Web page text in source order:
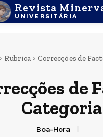
Revista
UNIVERSITÁRIA
Rubrica Correcções de
de
Categoria
Boa-Hora